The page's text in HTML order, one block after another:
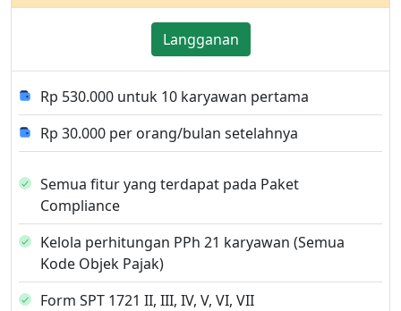
Langganan
Rp 530.000 untuk 10 karyawan pertama
Rp 30.000 per orang/bulan setelahnya
Semua fitur yang terdapat pada Paket
Compliance
Kelola perhitungan PPh 21 karyawan (Semua
Kode Objek Pajak)
Form SPT 1721 II, III, IV, V, VI, VII